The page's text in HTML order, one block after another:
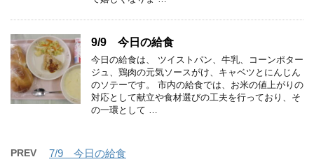
9/9 今日の給食
今日の給食は、 ツイストパン、牛乳、コーンポター
ジュ、鶏肉の元気ソースがけ、キャベツとにんじん
のソテーです。 市内の給食では、お米の値上がりの
対応として献立や食材選びの工夫を行っており、そ
の一環として …
PREV 7/9 今日の給食